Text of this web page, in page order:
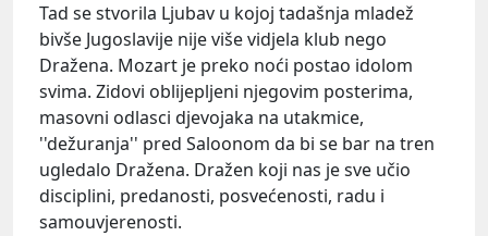
Tad se stvorila Ljubav u kojoj tadašnja mladež
bivše Jugoslavije nije više vidjela klub nego
Dražena. Mozart je preko noći postao idolom
svima. Zidovi oblijepljeni njegovim posterima,
masovni odlasci djevojaka na utakmice,
''dežuranja'' pred Saloonom da bi se bar na tren
ugledalo Dražena. Dražen koji nas je sve učio
disciplini, predanosti, posvećenosti, radu i
samouvjerenosti.